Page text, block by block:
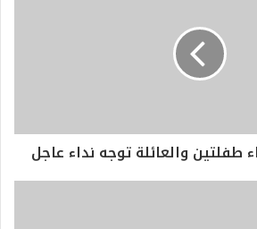
طفلتين والعائلة توجه نداء عاجل